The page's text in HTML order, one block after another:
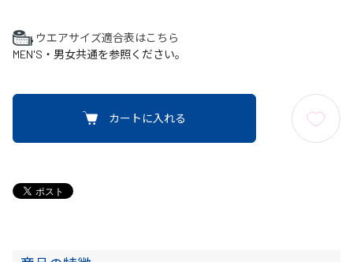
ウエアサイズ適合表はこちら
MEN'S・男女共通を参照ください。
カートに入れる